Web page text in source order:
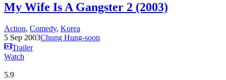
My Wife Is A Gangster 2 (2003)
Action, Comedy, Korea
5 Sep 2003Chung Hung-soon
Trailer
Watch
5.9